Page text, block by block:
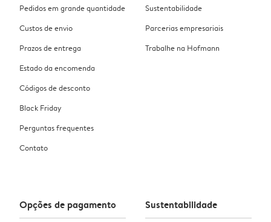
Pedidos em grande quantidade
Custos de envio
Prazos de entrega
Estado da encomenda
Códigos de desconto
Black Friday
Perguntas frequentes
Contato
Sustentabilidade
Parcerias empresariais
Trabalhe na Hofmann
Opções de pagamento Sustentabilidade